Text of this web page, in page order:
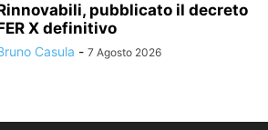
pubblicato il decreto
X definitivo
Casula - 7 Agosto 2026